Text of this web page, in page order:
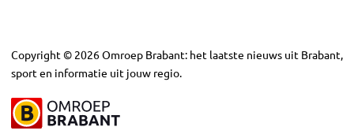
Copyright © 2026Omroep Brabant: het laatste nieuws uit Brabant,
sport en informatie uit jouw regio.